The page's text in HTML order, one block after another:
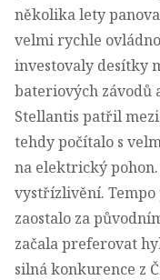
několika lety
velmi rychle
investovaly desítky
bateriových závodů
Stellantis patřil
tehdy počítalo s
na elektrický
vystřízlivění.
zaostalo za
začala preferovat
silná konkurence z